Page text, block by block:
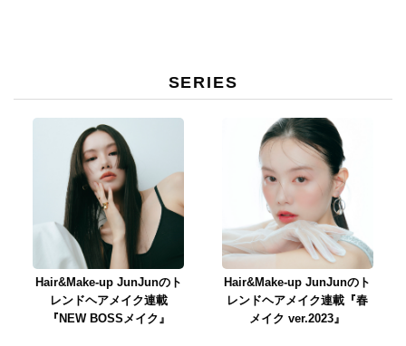
SERIES
Hair&Make-up JunJunのト
レンドヘアメイク連載
『NEW BOSSメイク』
Hair&Make-up JunJunのト
レンドヘアメイク連載『春
メイク ver.2023』